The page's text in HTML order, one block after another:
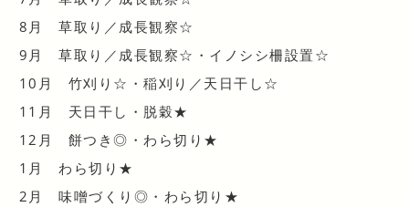
8月 草取り／成長観察☆
9月 草取り／成長観察☆・イノシシ柵設置☆
10月 竹刈り☆・稲刈り／天日干し☆
11月 天日干し・脱穀★
12月 餅つき◎・わら切り★
1月 わら切り★
2月 味噌づくり◎・わら切り★